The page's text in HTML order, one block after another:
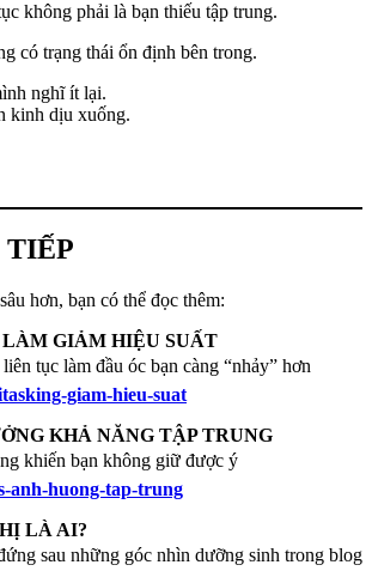
không phải là bạn thiếu tập trung.
có trạng thái ổn định bên trong.
nghĩ ít lại.
kinh dịu xuống.
TIẾP
hơn, bạn có thể đọc thêm:
GIẢM HIỆU SUẤT
tục làm đầu óc bạn càng “nhảy” hơn
giam-hieu-suat
KHẢ NĂNG TẬP TRUNG
khiến bạn không giữ được ý
anh-huong-tap-trung
LÀ AI?
sau những góc nhìn dưỡng sinh trong blog